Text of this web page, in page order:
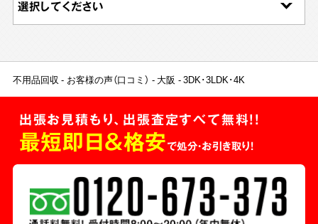
不用品回収 お客様の声（口コミ） 大阪 3DK･3LDK･4K
出張お見積もり、出張査定すべて無料!!
最短即日＆格安で処分・お引き取り！